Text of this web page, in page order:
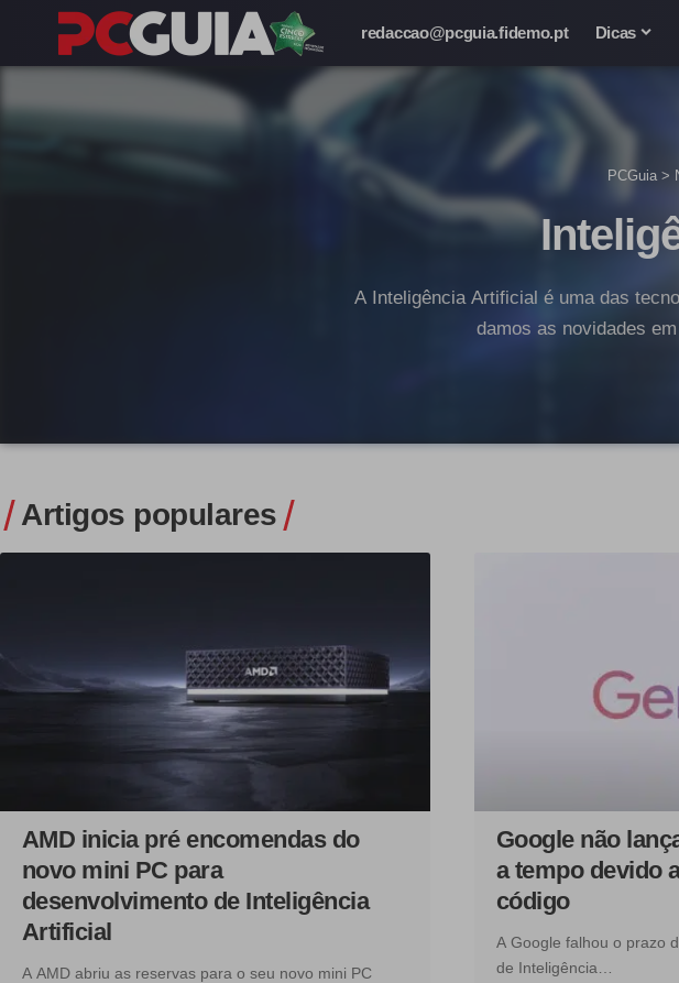
redaccao@pcguia.fidemo.pt Dicas
PCGuia>
A Inteligência Artificial é uma das
damos as novidades
Artigos populares
AMD inicia pré encomendas do
novo mini PC para
desenvolvimento de Inteligência
Artificial
A AMD abriu as reservas para o seu novo mini PC
Google não
a tempo devido
código
A Google falhou o prazo
de Inteligência…